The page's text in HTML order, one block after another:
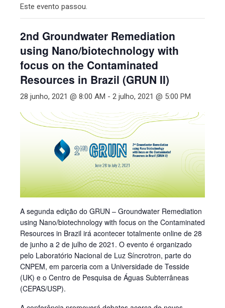
Este evento passou.
2nd Groundwater Remediation
using Nano/biotechnology with
focus on the Contaminated
Resources in Brazil (GRUN II)
28 junho, 2021 @ 8:00 AM - 2 julho, 2021 @ 5:00 PM
A segunda edição do GRUN – Groundwater Remediation
using Nano/biotechnology with focus on the Contaminated
Resources in Brazil irá acontecer totalmente online de 28
de junho a 2 de julho de 2021. O evento é organizado
pelo Laboratório Nacional de Luz Síncrotron, parte do
CNPEM, em parceria com a Universidade de Tesside
(UK) e o Centro de Pesquisa de Águas Subterrâneas
(CEPAS/USP).